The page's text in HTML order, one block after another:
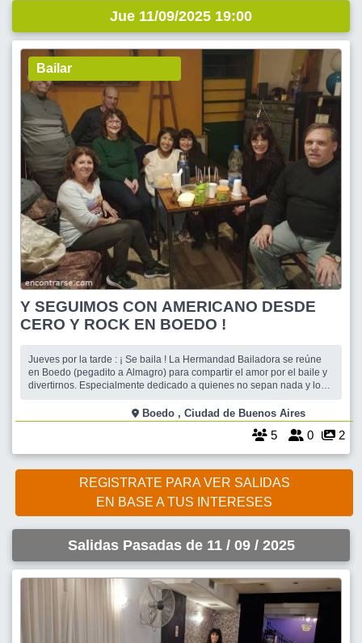
Jue 11/09/2025 19:00
Bailar
Y SEGUIMOS CON AMERICANO DESDE
CERO Y ROCK EN BOEDO !
Jueves por la tarde : ¡ Se baila ! La Hermandad Bailadora se reúne
en Boedo (pegadito a Almagro) para compartir el amor por el baile y
divertirnos. Especialmente dedicado a quienes no sepan nada y los
Dedicaremos una hora al Americano con los mejores temas
ochentosos.
Boedo , Ciudad de Buenos Aires
5 0 2
REGISTRATE PARA VER SALIDAS
EN BASE A TUS INTERESES
Salidas Pasadas de 11 / 09 / 2025